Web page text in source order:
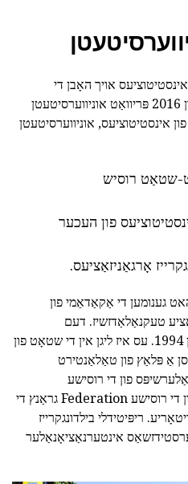
אויך האָבן די
בעסטער בילדונג. אין די אָנהייב פון 2016 פּריוואַט אוניווערסיטעטן
אינסטיטוציעס, אוניווערסיטעטן
שטאַט רוסיש
פון העכער
אָרגאַניזאַציעס.
גענומען די אַקאַדאַמי פון
טעקנאַלאַדזשיז. דעם
אוניווערסיטעט איז געגרינדעט אין 1994. עס איז ליגן אין די שטאָט פון
אַ פּלאַץ פון טאַלאַנטירט
פון די רוסישע
Federation, דער פּרעזידענט פון די רוסישע Federation גראַנץ די
ריפּיטידלי בילדונגקרייז
אינטערנאַציאָנאַלער